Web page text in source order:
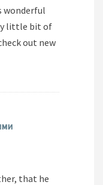
wonderful
little bit of
out new
that he